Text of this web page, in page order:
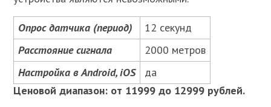
Опрос датчика (период)
12 секунд
Расстояние сигнала
2000 метров
Настройка в Android, iOS
да
Ценовой диапазон: от 11999 до 12999 рублей.